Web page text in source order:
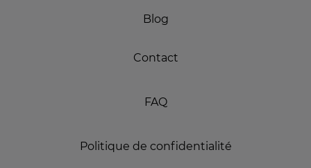
Blog
Contact
FAQ
Politique de confidentialité